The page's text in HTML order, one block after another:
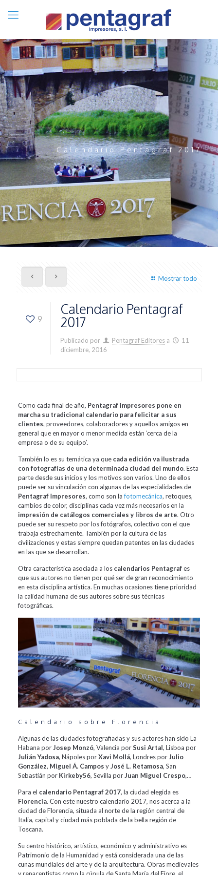
Calendario Pentagraf 2017
Mostrar todo
9
Calendario Pentagraf
2017
Publicado por Pentagraf Editores a
11
diciembre, 2016
Como cada final de año, Pentagraf impresores pone en
marcha su tradicional calendario para felicitar a sus
clientes, proveedores, colaboradores y aquellos amigos en
general que en mayor o menor medida están ‘cerca de la
empresa o de su equipo’.
También lo es su temática ya que cada edición va ilustrada
con fotografías de una determinada ciudad del mundo. Esta
parte desde sus inicios y los motivos son varios. Uno de ellos
puede ser su vinculación con algunas de las especialidades de
Pentagraf Impresores, como son lafotomecánica, retoques,
cambios de color, disciplinas cada vez más necesarios en la
impresión de catálogos comerciales y libros de arte. Otro
puede ser su respeto por los fotógrafos, colectivo con el que
trabaja estrechamente. También por la cultura de las
civilizaciones y estas siempre quedan patentes en las ciudades
en las que se desarrollan.
Otra característica asociada a los calendarios Pentagrafes
que sus autores no tienen por qué ser de gran reconocimiento
en esta disciplina artística. En muchas ocasiones tiene prioridad
la calidad humana de sus autores sobre sus técnicas
fotográficas.
Calendario sobre Florencia
Algunas de las ciudades fotografiadas y sus actores han sido La
Habana porJosep Monzó, Valencia porSusi Artal, Lisboa por
Julián Yadosa, Nápoles porXavi Mollá, Londres porJulio
González, Miguel Á. Campos yJosé L. Retamosa, San
Sebastián por Kirkeby56, Sevilla porJuan Miguel Crespo,…
Para el calendario Pentagraf 2017, la ciudad elegida es
Florencia. Con este nuestro calendario 2017, nos acerca a la
ciudad de Florencia, situada al norte de la región central de
Italia, capital y ciudad más poblada de la bella región de
Toscana.
Su centro histórico, artístico, económico y administrativo es
Patrimonio de la Humanidad y está considerada una de las
cunas mundiales del arte y de la arquitectura. Obras medievales